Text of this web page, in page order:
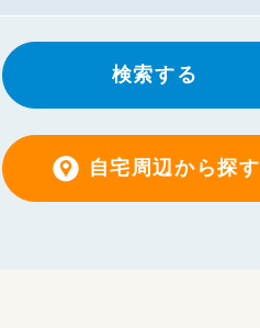
検索する
自宅周辺から探す